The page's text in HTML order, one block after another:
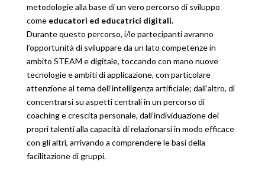
metodologie alla base di un vero percorso di sviluppo
comeeducatori ed educatrici digitali.
Durante questo percorso, i/le partecipanti avranno
l’opportunità di sviluppare da un lato competenze in
ambito STEAM e digitale, toccando con mano nuove
tecnologie e ambiti di applicazione, con particolare
attenzione al tema dell’intelligenza artificiale; dall’altro, di
concentrarsi su aspetti centrali in un percorso di
coaching e crescita personale, dall’individuazione dei
propri talenti alla capacità di relazionarsi in modo efficace
con gli altri, arrivando a comprendere le basi della
facilitazione di gruppi.